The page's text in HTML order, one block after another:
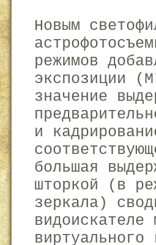
Новым
режимов
экспозиции
значение
и
большая
шторкой (в
зеркала)